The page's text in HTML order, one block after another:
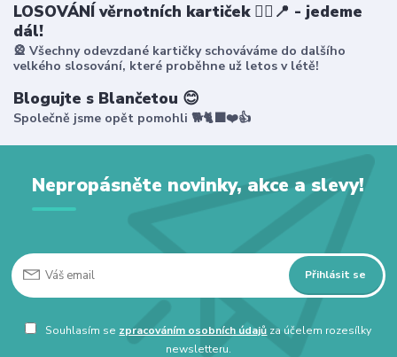
LOSOVÁNÍ věrnotních kartiček 🤸‍♀️📍 - jedeme
dál!
🎡 Všechny odevzdané kartičky schováváme do dalšího
velkého slosování, které proběhne už letos v létě!
Blogujte s Blančetou 😊
Společně jsme opět pomohli 🐕🐈‍⬛❤️👍
Nepropásněte novinky, akce a slevy!
Přihlásit se
Souhlasím se zpracováním osobních údajů za účelem rozesílky
newsletteru.